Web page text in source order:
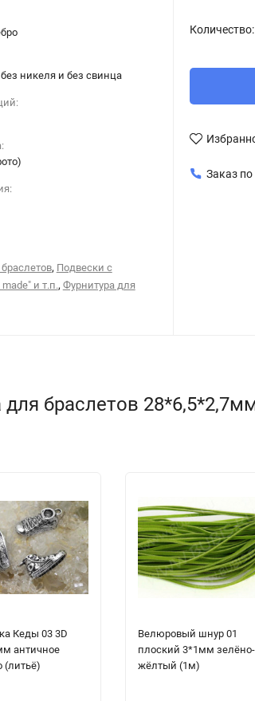
никеля и без свинца
, Подвески с
и т.п., Фурнитура для
Количество:
Заказ по
браслетов
Кеды 03 3D
античное
(литьё)
Велюровый шнур 01
плоский 3*1мм зелёно-
жёлтый (1м)